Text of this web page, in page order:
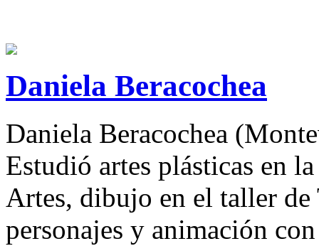
Daniela Beracochea
Daniela Beracochea
Estudió artes plásticas en
Artes, dibujo en el taller de
personajes y animación